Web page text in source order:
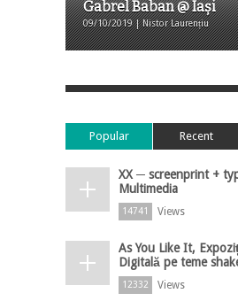
Gabrel Baban @ Iași
09/10/2019 | Nistor Laurențiu
Popular Recent
XX ─ screenprint +
Multimedia
14741 Views
As You Like It,
Digitală pe teme
12332 Views